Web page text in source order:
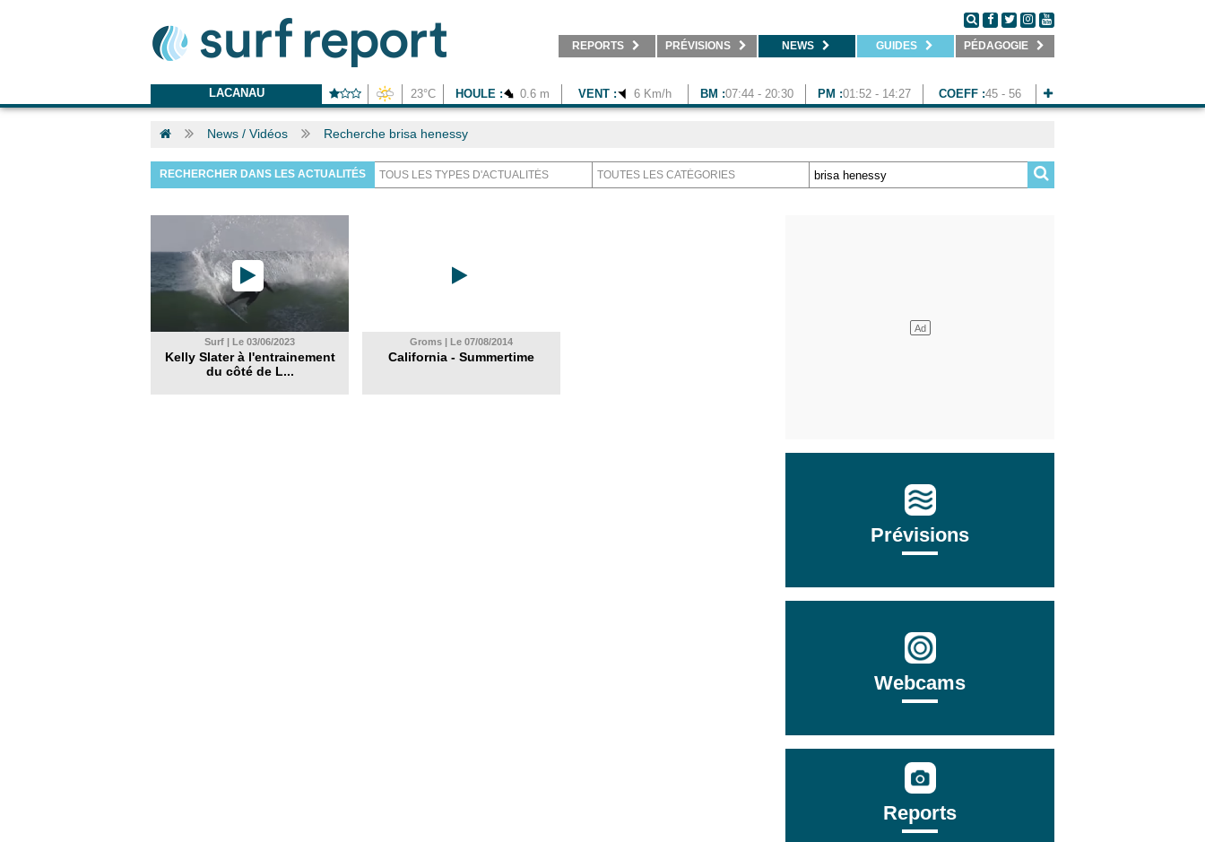
REPORTS PRÉVISIONS NEWS GUIDES PÉDAGOGIE
LACANAU 23°C HOULE : 0.6 m VENT : 6 Km/h BM :07:44 - 20:30 PM :01:52 - 14:27 COEFF :45 - 56
News / Vidéos Recherche brisa henessy
RECHERCHER DANS LES ACTUALITÉS
Surf | Le 03/06/2023
Kelly Slater à l'entrainement
du côté de L...
Groms | Le 07/08/2014
California - Summertime
Prévisions
Webcams
Reports